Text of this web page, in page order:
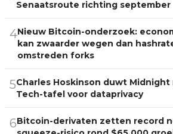
Senaatsroute richting september
4Nieuw Bitcoin-onderzoek:
kan zwaarder wegen dan
omstreden forks
5Charles Hoskinson duwt
Tech-tafel voor dataprivacy
6Bitcoin-derivaten zetten record